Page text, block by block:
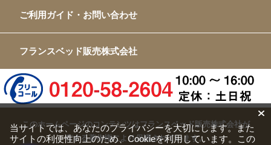
ご利用ガイド・お問い合わせ
フランスベッド販売株式会社
このホームページのコンテンツはフランスベッド販売株式会社が
有する著作権により保護されています。
当サイトでは、あなたのプライバシーを大切にします。また
サイトの利便性向上のため、Cookieを利用しています。この